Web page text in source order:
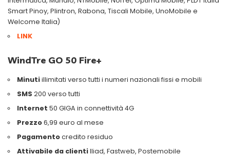
Smart Pinoy, Plintron, Rabona, Tiscali Mobile, UnoMobile e
Welcome Italia)
LINK
WindTre GO 50 Fire+
Minutiillimitati verso tutti i numeri nazionali fissi e mobili
SMS 200 verso tutti
Internet 50 GIGA in connettività 4G
Prezzo6,99 euro al mese
Pagamentocredito residuo
Attivabile da clientiIliad, Fastweb, Postemobile